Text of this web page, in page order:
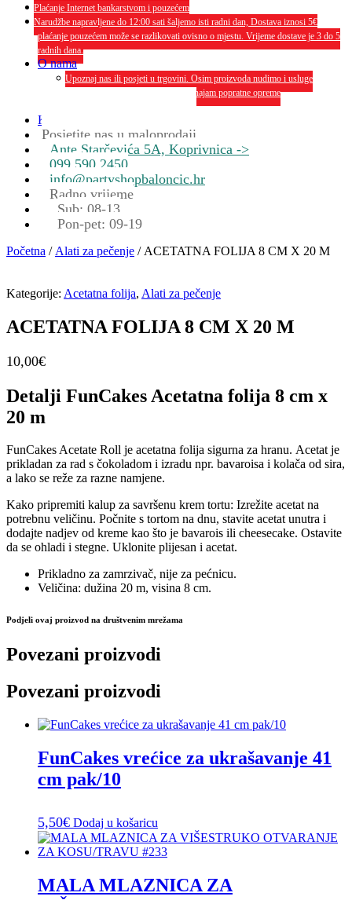
Plaćanje Internet bankarstvom i pouzećem
Narudžbe napravljene do 12:00 sati šaljemo isti radni dan, Dostava iznosi 5€
plaćanje pouzećem može se razlikovati ovisno o mjestu. Vrijeme dostave je 3 do 5
radnih dana.
O nama
Upoznaj nas ili posjeti u trgovini. Osim proizvoda nudimo i usluge
dekoriranja interijera i eksterija te najam popratne opreme
Kontakt
Posjetite nas u maloprodaji
Ante Starčevića 5A, Koprivnica ->
099 590 2450
info@partyshopbaloncic.hr
Radno vrijeme
Sub: 08-13
Pon-pet: 09-19
Početna / Alati za pečenje / ACETATNA FOLIJA 8 CM X 20 M
Kategorije: Acetatna folija, Alati za pečenje
ACETATNA FOLIJA 8 CM X 20 M
10,00€
Detalji FunCakes Acetatna folija 8 cm x
20 m
FunCakes Acetate Roll je acetatna folija sigurna za hranu. Acetat je
prikladan za rad s čokoladom i izradu npr. bavaroisa i kolača od sira,
a lako se reže za razne namjene.
Kako pripremiti kalup za savršenu krem ​​tortu: Izrežite acetat na
potrebnu veličinu. Počnite s tortom na dnu, stavite acetat unutra i
dodajte nadjev od kreme kao što je bavarois ili cheesecake. Ostavite
da se ohladi i stegne. Uklonite plijesan i acetat.
Prikladno za zamrzivač, nije za pećnicu.
Veličina: dužina 20 m, visina 8 cm.
Podjeli ovaj proizvod na društvenim mrežama
Povezani proizvodi
Povezani proizvodi
FunCakes vrećice za ukrašavanje 41
cm pak/10
5,50€ Dodaj u košaricu
MALA MLAZNICA ZA